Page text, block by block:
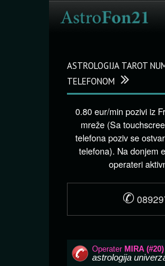
ASTROLOGIJA TAROT
TELEFONOM
0.80 eur/min pozivi iz
mreže (Sa
telefona poziv se
telefona). Na donjem
operateri
✆